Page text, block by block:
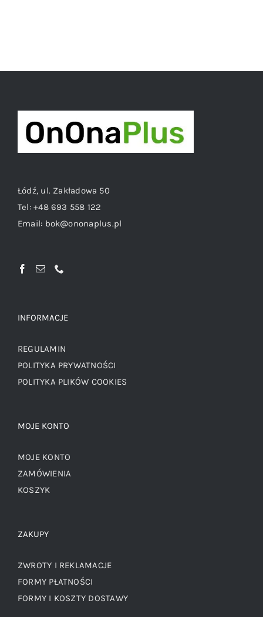
Łódź, ul. Zakładowa 50
Tel:+48 693 558 122
Email: bok@ononaplus.pl
INFORMACJE
REGULAMIN
POLITYKA PRYWATNOŚCI
POLITYKA PLIKÓW COOKIES
MOJE KONTO
MOJE KONTO
ZAMÓWIENIA
KOSZYK
ZAKUPY
ZWROTY I REKLAMACJE
FORMY PŁATNOŚCI
FORMY I KOSZTY DOSTAWY